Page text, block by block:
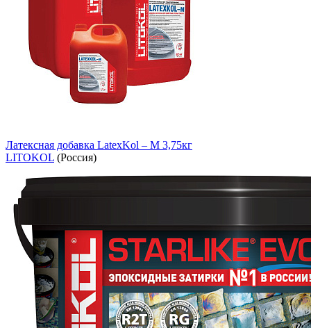
Латексная добавка LatexKol – М 3,75кг
LITOKOL (Россия)